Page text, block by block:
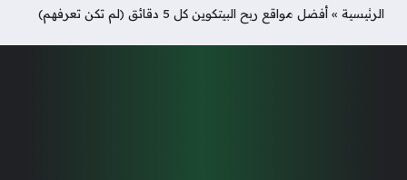
الرئيسية » أفضل مواقع ربح البيتكوين كل 5 دقائق (لم تكن تعرفهم)